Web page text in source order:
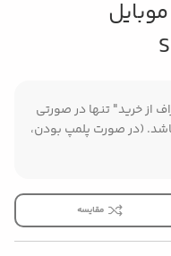
از خرید" تنها در صورتی
(در صورت پلمپ بودن،
مقایسه